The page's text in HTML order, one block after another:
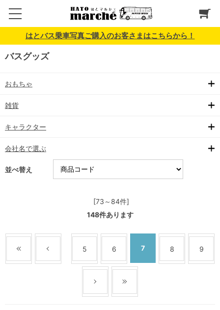
はとバス乗車写真ご購入のお客さまはこちらから！
バスグッズ
おもちゃ
雑貨
キャラクター
会社名で選ぶ
並べ替え
[73～84件]
148件あります
5 6 7 8 9